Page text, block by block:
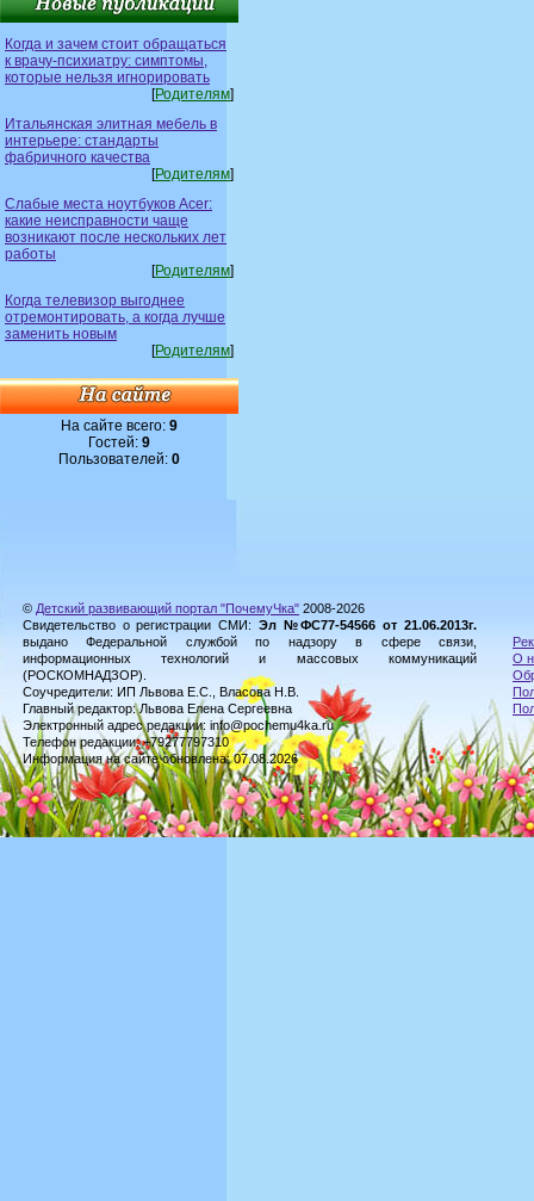
Когда и зачем стоит обращаться
к врачу-психиатру: симптомы,
которые нельзя игнорировать
[Родителям]
Итальянская элитная мебель в
интерьере: стандарты
фабричного качества
[Родителям]
Слабые места ноутбуков Acer:
какие неисправности чаще
возникают после нескольких лет
работы
[Родителям]
Когда телевизор выгоднее
отремонтировать, а когда лучше
заменить новым
[Родителям]
На сайте всего: 9
Гостей: 9
Пользователей: 0
© Детский развивающий портал "ПочемуЧка" 2008-2026
Свидетельство о регистрации СМИ: Эл №ФС77-54566 от 21.06.2013г.
выдано Федеральной службой по надзору в сфере связи,
информационных технологий и массовых коммуникаций
(РОСКОМНАДЗОР).
Соучредители: ИП Львова Е.С., Власова Н.В.
Главный редактор: Львова Елена Сергеевна
Электронный адрес редакции: info@pochemu4ka.ru
Телефон редакции: +79277797310
Информация на сайте обновлена: 07.08.2026
О